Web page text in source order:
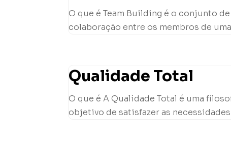
O que é Team Building é o conjunto
colaboração entre os membros de
Qualidade Total
O que é A Qualidade Total é uma
objetivo de satisfazer as